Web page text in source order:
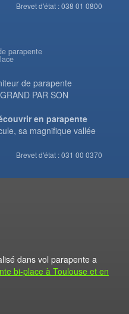
Brevet d'état : 038 01 0800
parapente
de parapente
PAR SON
en parapente
sa magnifique vallée
Brevet d'état : 031 00 0370
dans vol parapente a
bi-place à Toulouse et en